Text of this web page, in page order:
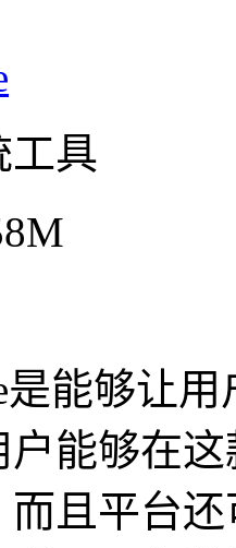
工具
是能够让
户能够在
而且平台